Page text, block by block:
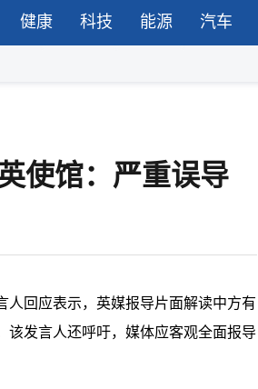
健康 科技 能源 汽车
使馆：严重误导
人回应表示，英媒报导片面解读中方有
该发言人还呼吁，媒体应客观全面报导